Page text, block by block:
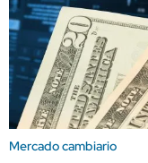
Mercado cambiario